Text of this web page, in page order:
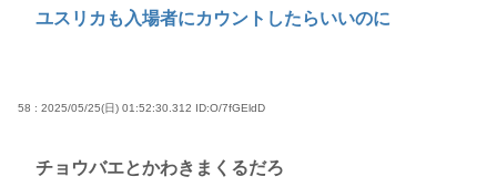
ユスリカも入場者にカウントしたらいいのに
58 : 2025/05/25(日) 01:52:30.312 ID:O/7fGEldD
チョウバエとかわきまくるだろ